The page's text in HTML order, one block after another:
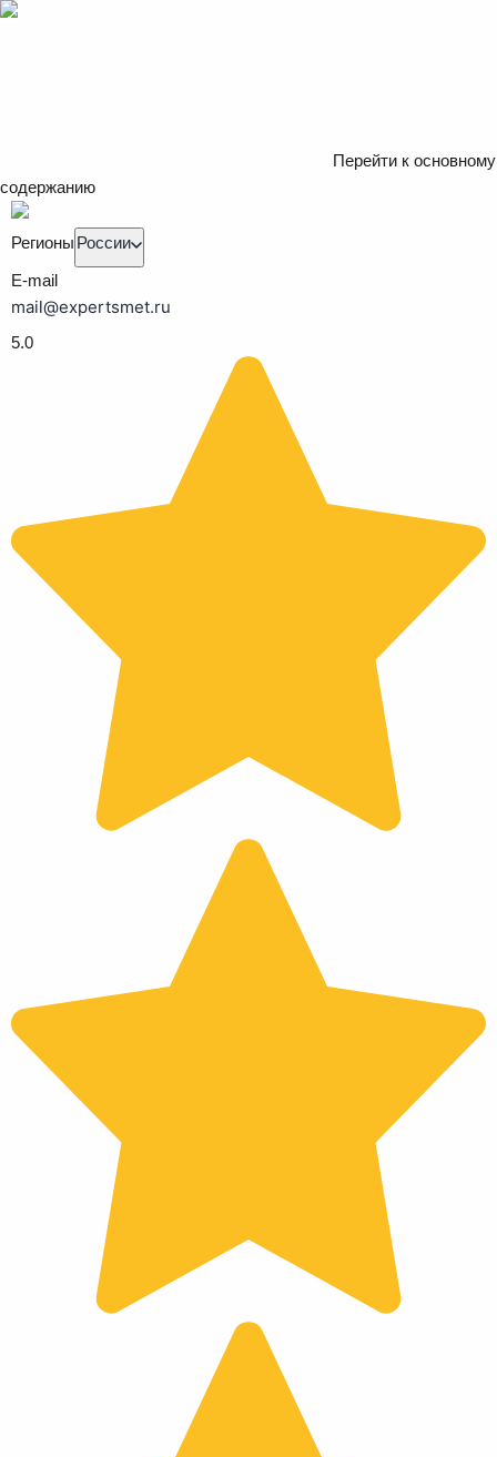
Перейти к основному
содержанию
Регионы России
E-mail
mail@expertsmet.ru
5.0